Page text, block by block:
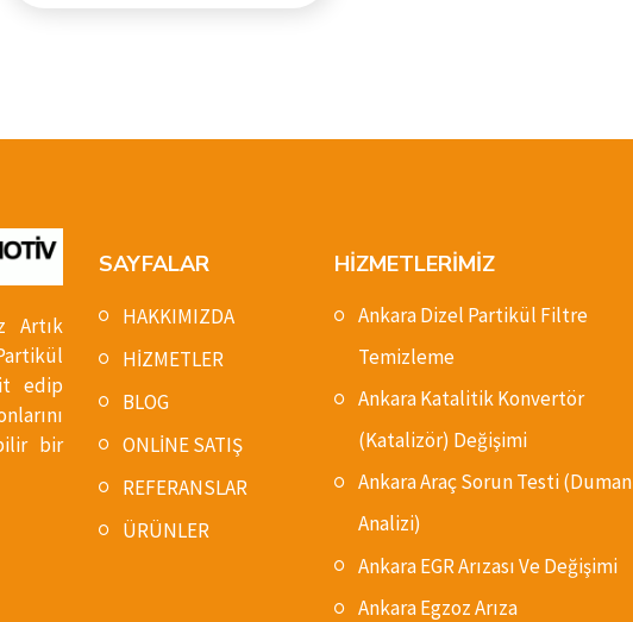
Artık
edip
bir
SAYFALAR
HAKKIMIZDA
HİZMETLER
BLOG
ONLİNE SATIŞ
REFERANSLAR
ÜRÜNLER
HİZMETLERİMİZ
Ankara Dizel Partikül Filtre
Temizleme
Ankara Katalitik Konvertör
(Katalizör) Değişimi
Ankara Araç Sorun Testi (Duman
Analizi)
Ankara EGR Arızası Ve Değişimi
Ankara Egzoz Arıza